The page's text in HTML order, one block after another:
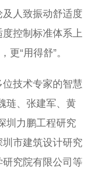
人致振动舒适度
控制标准体系上
更“用得舒”。
技术专家的智慧
琏、张建军、黄
圳力鹏工程研究
市建筑设计研究
究院有限公司等